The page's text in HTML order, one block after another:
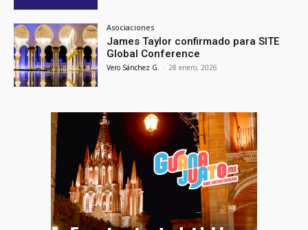
Asociaciones
James Taylor confirmado para SITE
Global Conference
Vero Sánchez G. - 28 enero, 2026